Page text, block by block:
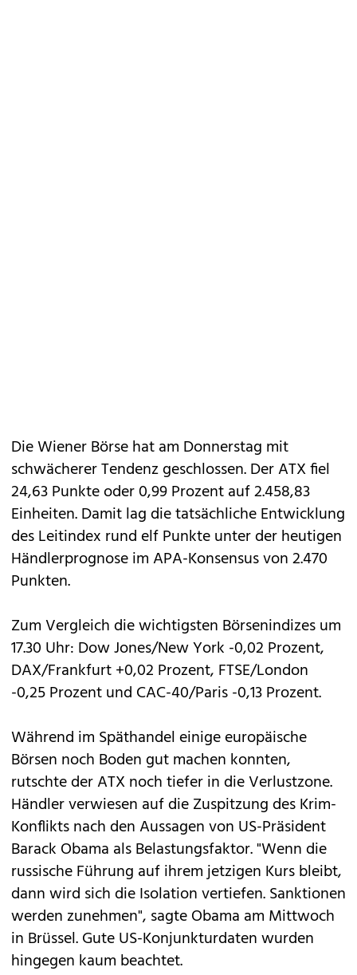
Die Wiener Börse hat am Donnerstag mit
schwächerer Tendenz geschlossen. Der ATX fiel
24,63 Punkte oder 0,99 Prozent auf 2.458,83
Einheiten. Damit lag die tatsächliche Entwicklung
des Leitindex rund elf Punkte unter der heutigen
Händlerprognose im APA-Konsensus von 2.470
Punkten.
Zum Vergleich die wichtigsten Börsenindizes um
17.30 Uhr: Dow Jones/New York -0,02 Prozent,
DAX/Frankfurt +0,02 Prozent, FTSE/London
-0,25 Prozent und CAC-40/Paris -0,13 Prozent.
Während im Späthandel einige europäische
Börsen noch Boden gut machen konnten,
rutschte der ATX noch tiefer in die Verlustzone.
Händler verwiesen auf die Zuspitzung des Krim-
Konflikts nach den Aussagen von US-Präsident
Barack Obama als Belastungsfaktor. "Wenn die
russische Führung auf ihrem jetzigen Kurs bleibt,
dann wird sich die Isolation vertiefen. Sanktionen
werden zunehmen", sagte Obama am Mittwoch
in Brüssel. Gute US-Konjunkturdaten wurden
hingegen kaum beachtet.